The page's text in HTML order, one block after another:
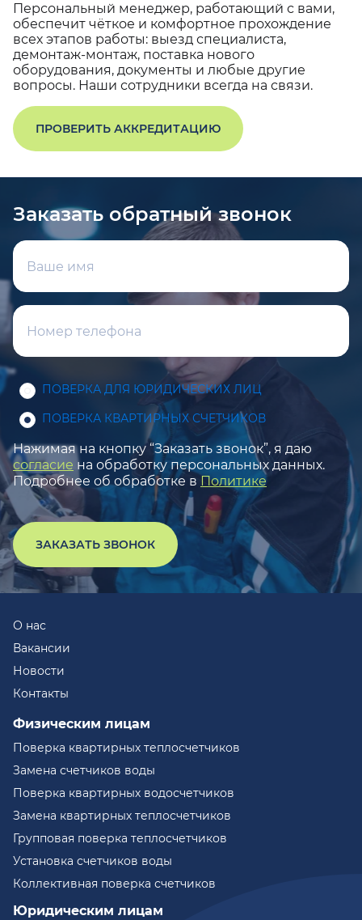
Персональный менеджер, работающий с вами,
обеспечит чёткое и комфортное прохождение
всех этапов работы: выезд специалиста,
демонтаж-монтаж, поставка нового
оборудования, документы и любые другие
вопросы. Наши сотрудники всегда на связи.
ПРОВЕРИТЬ АККРЕДИТАЦИЮ
Заказать обратный звонок
ПОВЕРКА ДЛЯ ЮРИДИЧЕСКИХ ЛИЦ
ПОВЕРКА КВАРТИРНЫХ СЧЕТЧИКОВ
Нажимая на кнопку “Заказать звонок”, я даю
согласие на обработку персональных данных.
Подробнее об обработке в Политике
ЗАКАЗАТЬ ЗВОНОК
О нас
Вакансии
Новости
Контакты
Физическим лицам
Поверка квартирных теплосчетчиков
Замена счетчиков воды
Поверка квартирных водосчетчиков
Замена квартирных теплосчетчиков
Групповая поверка теплосчетчиков
Установка счетчиков воды
Коллективная поверка счетчиков
Юридическим лицам